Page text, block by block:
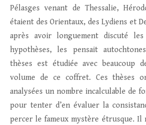
Pélasges venant de Thessalie,
étaient des Orientaux, des Lydiens et
après avoir longuement discuté les
hypothèses, les pensait
thèses est étudiée avec beaucoup
volume de ce coffret. Ces thèses
analysées un nombre incalculable de
pour tenter d’en évaluer la
percer le fameux mystère étrusque. Il